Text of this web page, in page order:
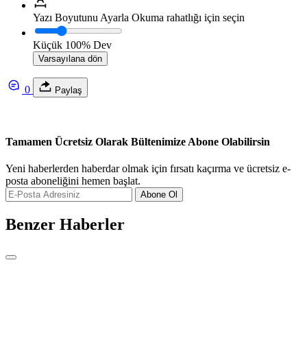
Yazı Boyutunu Ayarla Okuma rahatlığı için seçin
Küçük 100% Dev
Varsayılana dön
0 Paylaş
Tamamen Ücretsiz Olarak Bültenimize Abone Olabilirsin
Yeni haberlerden haberdar olmak için fırsatı kaçırma ve ücretsiz e-
posta aboneliğini hemen başlat.
Abone Ol
Benzer Haberler